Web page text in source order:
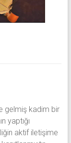
gelmiş kadim bir
yaptığı
aktif iletişime